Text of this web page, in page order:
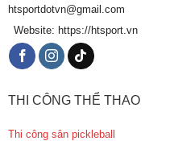
htsportdotvn@gmail.com
Website: https://htsport.vn
THI CÔNG THỂ THAO
Thi công sân pickleball